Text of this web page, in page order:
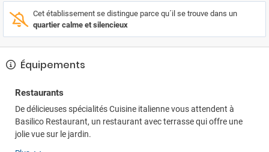
Cet établissement se distingue parce qu´il se trouve dans un
quartier calme et silencieux
Équipements
Restaurants
De délicieuses spécialités Cuisine italienne vous attendent à
Basilico Restaurant, un restaurant avec terrasse qui offre une
jolie vue sur le jardin.